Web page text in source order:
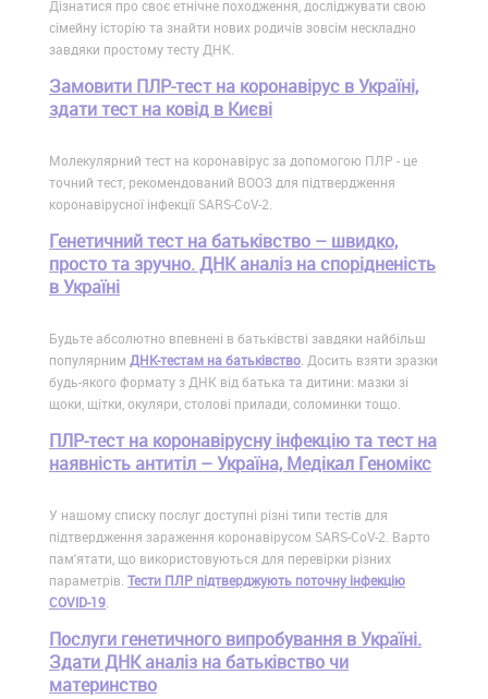
Дізнатися про своє етнічне походження, досліджувати свою
сімейну історію та знайти нових родичів зовсім нескладно
завдяки простому тесту ДНК.
Замовити ПЛР-тест на коронавірус в Україні,
здати тест на ковід в Києві
Молекулярний тест на коронавірус за допомогою ПЛР - це
точний тест, рекомендований ВООЗ для підтвердження
коронавірусної інфекції SARS-CoV-2.
Генетичний тест на батьківство – швидко,
просто та зручно. ДНК аналіз на спорідненість
в Україні
Будьте абсолютно впевнені в батьківстві завдяки найбільш
популярним ДНК-тестам на батьківство . Досить взяти зразки
будь-якого формату з ДНК від батька та дитини: мазки зі
щоки, щітки, окуляри, столові прилади, соломинки тощо.
ПЛР-тест на коронавірусну інфекцію та тест на
наявність антитіл – Україна, Медікал Геномікс
У нашому списку послуг доступні різні типи тестів для
підтвердження зараження коронавірусом SARS-CoV-2. Варто
пам'ятати, що використовуються для перевірки різних
параметрів. Тести ПЛР підтверджують поточну інфекцію
COVID-19
Послуги генетичного випробування в Україні.
Здати ДНК аналіз на батьківство чи
материнство